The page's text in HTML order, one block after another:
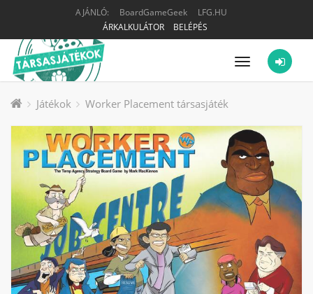
AJÁNLÓ: BoardGameGeek
LFG.HU
ÁRKALKULÁTOR
BELÉPÉS
Menü
Játékok Worker Placement társasjáték